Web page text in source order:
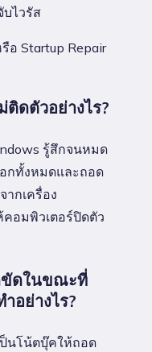
ไวรัส
อ Startup Repair
ดตัวอย่างไร?
รู้สึกจนหมด
กทั้งหมดและถอด
ากเครื่อง
อมพิวเตอร์ปิดตัว
ขัดในขณะที่
อย่างไร?
นโน้ตบุ๊คให้ถอด